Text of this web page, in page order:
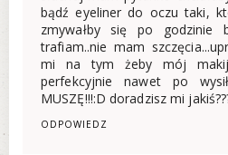
bądź eyeliner do oczu taki,
zmywałby się po godzinie
trafiam..nie mam
mi na tym żeby mój
perfekcyjnie nawet po
MUSZĘ!!!:D doradzisz mi
ODPOWIEDZ